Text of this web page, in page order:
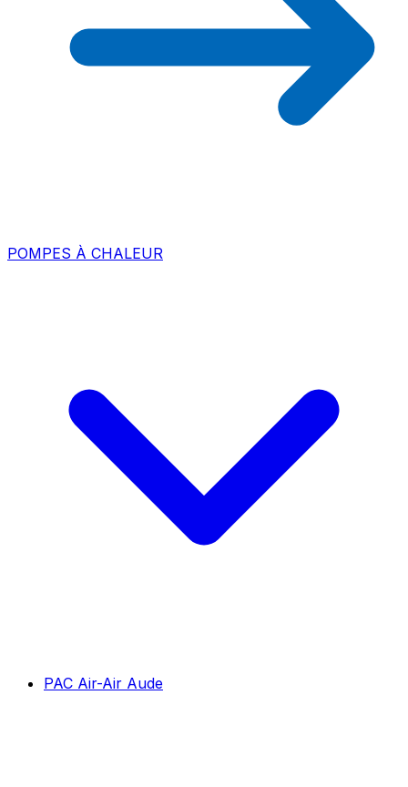
POMPES À CHALEUR
PAC Air-Air Aude